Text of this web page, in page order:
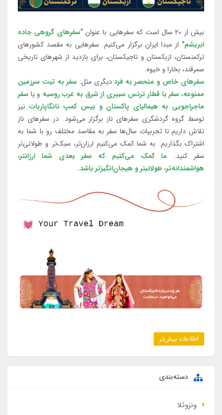
بیش از 20 سال است که سفرهایی با عنوان
"سفرهای گروهی جاده
ابریشم" از مبدا ایران برگزار می‌کنیم. سفرهایی به مقصد کشورهای
ترکمنستان، ازبکستان و تاجیکستان، برای بازدید از شهرهای تاریخی
سمرقند، بخارا و خیوه.
سفرهای خاص و منحصر به فرددیگری مثل:سفر به تبت سرزمین
ممنوعه، سفر با قطار ترنس سیبری از شرق به غرب روسیه و یا سفر
ماجراجویی به هیمالیای پاکستان و بیس کمپ نانگاپاربات نیز
توسط گروه گردشگری سفرهای ناز برگزار می‌شود. در سفرهای ناز
تلاش داریم تا تجربیات سال‌ها سفر به مقاصد مختلف رو با شما به
اشتراک بگذاریم. به شما کمک می‌کنیم ارزان‌تر، سبک‌تر و طولانی‌تر
سفر کنید. ما کمک می‌کنیم که سفر بعدی شما ارزانتر،
هواشمندانه‌تر، طولانی‎تر و هیجان‌انگیزتر باشد.
اطلاعات بیش‌تر
دسته‌بندی
ونزوئلا